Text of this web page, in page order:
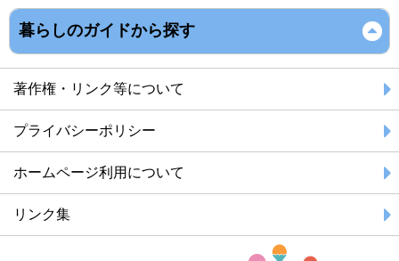
暮らしのガイドから探す
著作権・リンク等について
プライバシーポリシー
ホームページ利用について
リンク集